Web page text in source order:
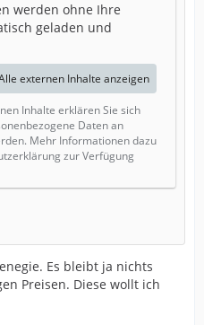
werden ohne Ihre
geladen und
externen Inhalte anzeigen
Inhalte erklären Sie sich
Daten an
Mehr Informationen dazu
zur Verfügung
Es bleibt ja nichts
Preisen. Diese wollt ich